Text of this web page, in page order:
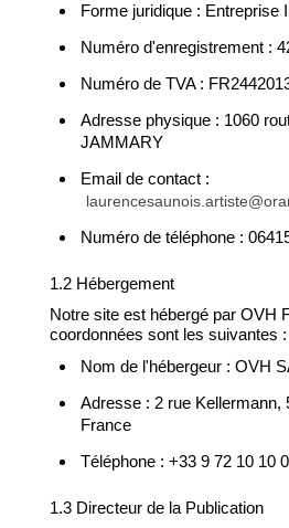
Forme juridique : Entreprise
Numéro d'enregistrement :
Numéro de TVA :
Adresse physique : 1060
JAMMARY
Email de contact :
Numéro de téléphone :
1.2 Hébergement
Notre site est hébergé par OVH
coordonnées sont les suivantes :
Nom de l'hébergeur : OVH
Adresse : 2 rue Kellermann,
France
Téléphone : +33 9 72 10 10
1.3 Directeur de la Publication